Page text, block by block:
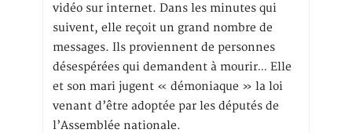
vidéo sur internet. Dans les minutes qui
suivent, elle reçoit un grand nombre de
messages. Ils proviennent de personnes
désespérées qui demandent à mourir… Elle
et son mari jugent « démoniaque » la loi
venant d’être adoptée par les députés de
l’Assemblée nationale.